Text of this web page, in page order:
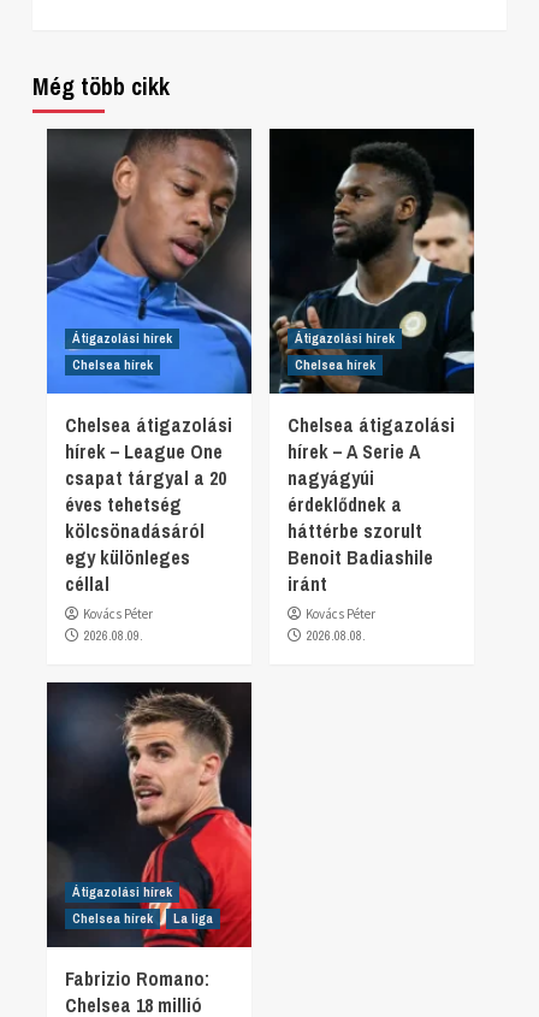
Még több cikk
Átigazolási hírek
Chelsea hírek
Chelsea átigazolási
hírek – League One
csapat tárgyal a 20
éves tehetség
kölcsönadásáról
egy különleges
céllal
Kovács Péter
2026.08.09.
Átigazolási hírek
Chelsea hírek
Chelsea átigazolási
hírek – A Serie A
nagyágyúi
érdeklődnek a
háttérbe szorult
Benoit Badiashile
iránt
Kovács Péter
2026.08.08.
Átigazolási hírek
Chelsea hírek
La liga
Fabrizio Romano:
Chelsea 18 millió